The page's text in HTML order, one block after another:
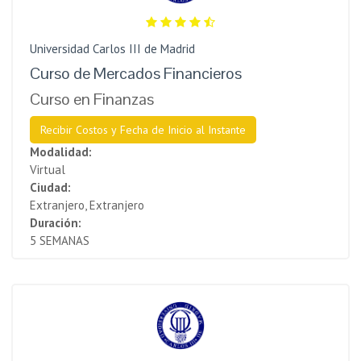
Universidad Carlos III de Madrid
Curso de Mercados Financieros
Curso en Finanzas
Recibir Costos y Fecha de Inicio al Instante
Modalidad:
Virtual
Ciudad:
Extranjero, Extranjero
Duración:
5 SEMANAS